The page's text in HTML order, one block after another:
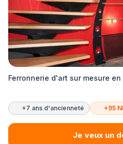
Ferronnerie d'art sur mesure en
+7 ans d'ancienneté +95
Je veux un